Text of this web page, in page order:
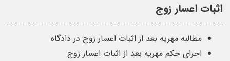
اثبات اعسار زوج
مطالبه مهریه بعد از اثبات اعسار زوج در دادگاه
اجرای حکم مهریه بعد از اثبات اعسار زوج